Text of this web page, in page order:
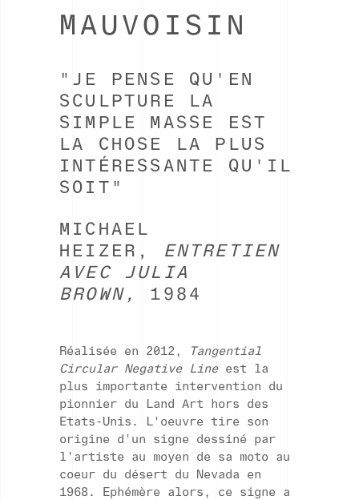
MAUVOISIN
"JE PENSE QU'EN
SCULPTURE LA
SIMPLE MASSE EST
LA CHOSE LA PLUS
INTÉRESSANTE QU'IL
SOIT"
MICHAEL
HEIZER,
ENTRETIEN
AVEC JULIA
BROWN, 1984
Réalisée en 2012,
Tangential
Circular Negative Line est la
plus importante intervention du
pionnier du Land Art hors des
Etats-Unis. L'oeuvre tire son
origine d'un signe dessiné par
l'artiste au moyen de sa moto au
coeur du désert du Nevada en
1968. Ephémère alors, ce signe a